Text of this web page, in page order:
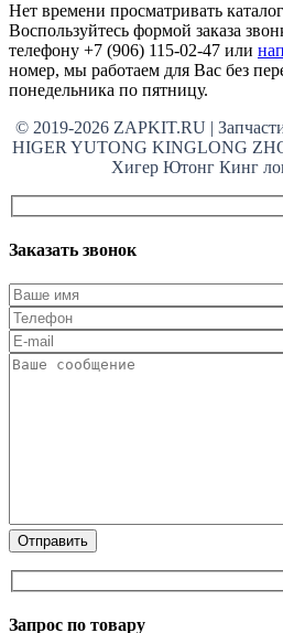
Нет времени просматривать
Воспользуйтесь формой заказа
телефону +7 (906) 115-02-47 или
номер, мы работаем для Вас без
понедельника по пятницу.
© 2019-2026 ZAPKIT.RU |
HIGER YUTONG KINGLONG
Хигер Ютонг Кинг
Заказать звонок
Запрос по товару